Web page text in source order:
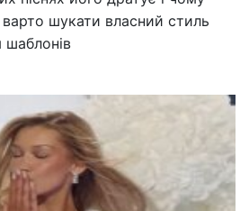
шукати власний стиль
шаблонів